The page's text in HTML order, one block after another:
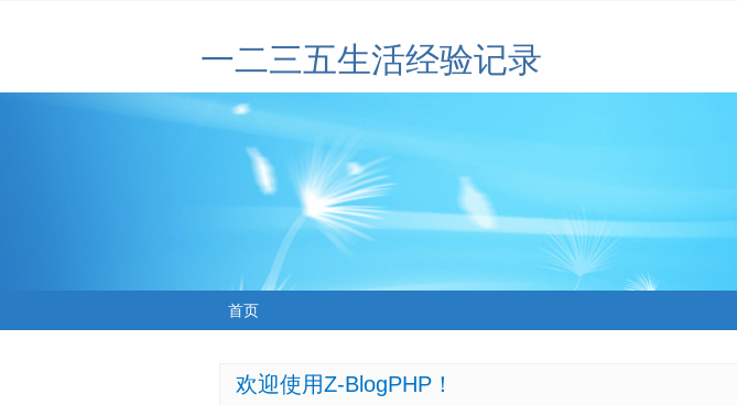
一二三五生活经验记录
首页
欢迎使用Z-BlogPHP！